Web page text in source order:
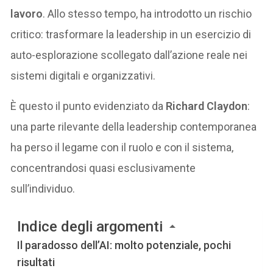
lavoro. Allo stesso tempo, ha introdotto un rischio
critico: trasformare la leadership in un esercizio di
auto-esplorazione scollegato dall’azione reale nei
sistemi digitali e organizzativi.
È questo il punto evidenziato da Richard Claydon:
una parte rilevante della leadership contemporanea
ha perso il legame con il ruolo e con il sistema,
concentrandosi quasi esclusivamente
sull’individuo.
Indice degli argomenti
Il paradosso dell’AI: molto potenziale, pochi
risultati